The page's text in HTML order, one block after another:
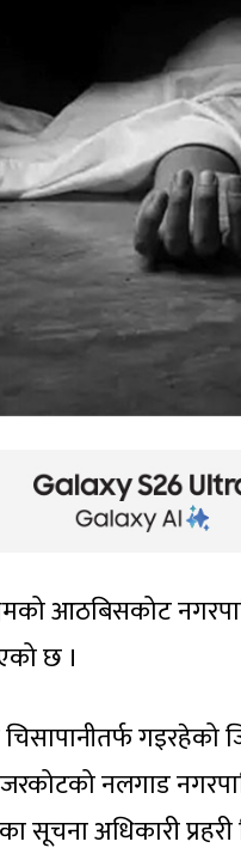
आठबिसकोट
छ ।
गइरहेको
नलगाड
सूचना अधिकारी